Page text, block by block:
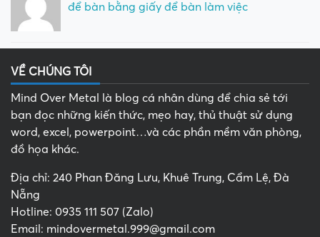
để bàn bằng giấy để bàn làm việc
VỀ CHÚNG TÔI
Mind Over Metal là blog cá nhân dùng để chia sẻ tới
bạn đọc những kiến thức, mẹo hay, thủ thuật sử dụng
word, excel, powerpoint…và các phần mềm văn phòng,
đồ họa khác.
Địa chỉ: 240 Phan Đăng Lưu, Khuê Trung, Cẩm Lệ, Đà
Nẵng
Hotline: 0935 111 507 (Zalo)
Email: mindovermetal.999@gmail.com